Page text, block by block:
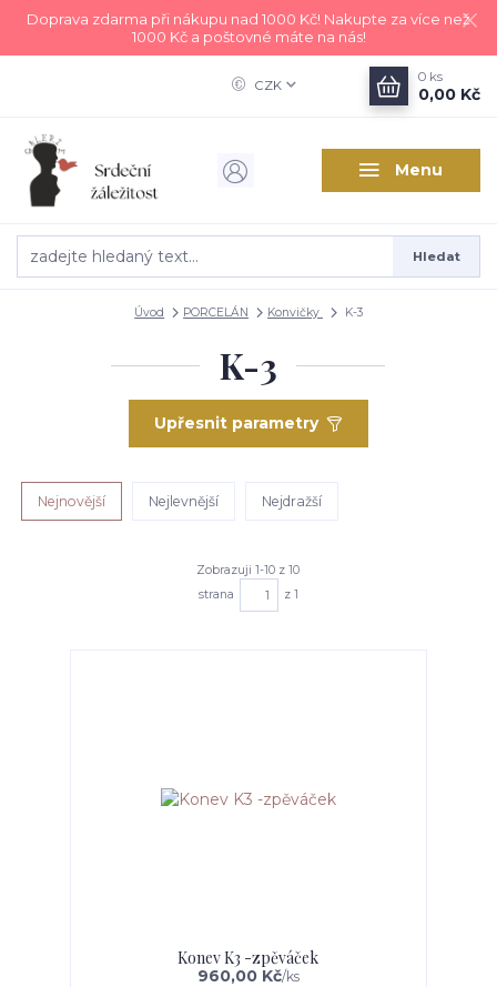
Doprava zdarma při nákupu nad 1000 Kč! Nakupte za více než
1000 Kč a poštovné máte na nás!
Menu
CZK
Hledat
0 ks
0,00 Kč
Úvod PORCELÁN Konvičky K-3
K-3
Upřesnit parametry
Nejnovější Nejlevnější Nejdražší
Zobrazuji 1-10 z 10
strana
z 1
Konev K3 -zpěváček
960,00 Kč/ks